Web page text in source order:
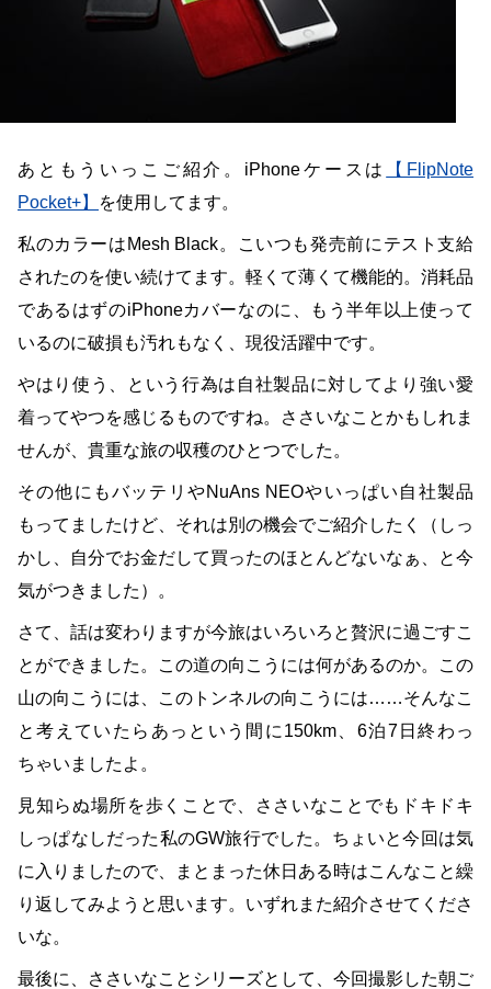
あともういっこご紹介。iPhoneケースは
【FlipNote
Pocket+】
を使用してます。
私のカラーはMesh Black。こいつも発売前にテスト支給
されたのを使い続けてます。軽くて薄くて機能的。消耗品
であるはずのiPhoneカバーなのに、もう半年以上使って
いるのに破損も汚れもなく、現役活躍中です。
やはり使う、という行為は自社製品に対してより強い愛
着ってやつを感じるものですね。ささいなことかもしれま
せんが、貴重な旅の収穫のひとつでした。
その他にもバッテリやNuAns NEOやいっぱい自社製品
もってましたけど、それは別の機会でご紹介したく（しっ
かし、自分でお金だして買ったのほとんどないなぁ、と今
気がつきました）。
さて、話は変わりますが今旅はいろいろと贅沢に過ごすこ
とができました。この道の向こうには何があるのか。この
山の向こうには、このトンネルの向こうには……そんなこ
と考えていたらあっという間に150km、6泊7日終わっ
ちゃいましたよ。
見知らぬ場所を歩くことで、ささいなことでもドキドキ
しっぱなしだった私のGW旅行でした。ちょいと今回は気
に入りましたので、まとまった休日ある時はこんなこと繰
り返してみようと思います。いずれまた紹介させてくださ
いな。
最後に、ささいなことシリーズとして、今回撮影した朝ご